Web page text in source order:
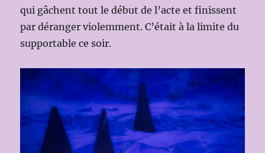
qui gâchent tout le début de l’acte et finissent
par déranger violemment. C’était à la limite du
supportable ce soir.